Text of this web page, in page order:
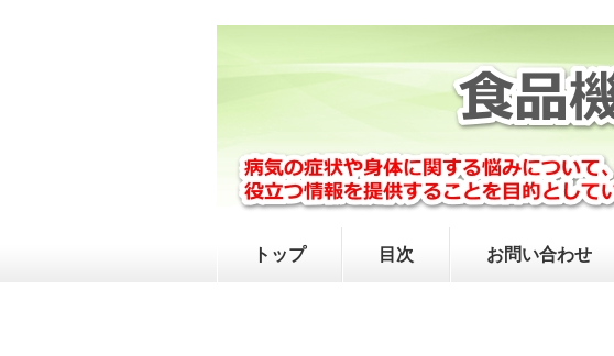
トップ 目次 お問い合わせ